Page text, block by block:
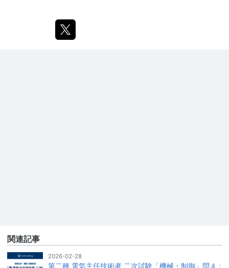
関連記事
2026-02-28
第二種 電気主任技術者 二次試験「機械・制御」問４ :